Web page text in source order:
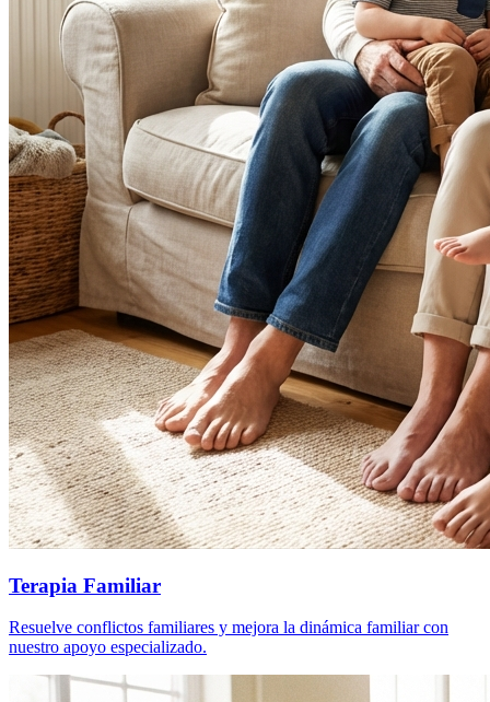
Terapia Familiar
Resuelve conflictos familiares y mejora la dinámica familiar con
nuestro apoyo especializado.